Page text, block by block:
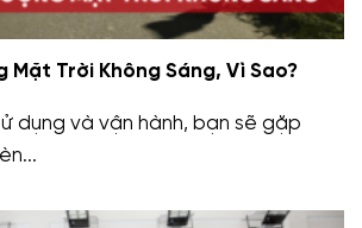
Mặt Trời Không Sáng, Vì Sao?
dụng và vận hành, bạn sẽ gặp